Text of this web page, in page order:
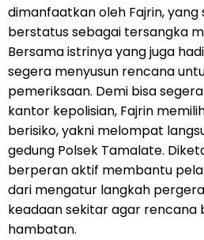
dimanfaatkan oleh Fajrin,
berstatus sebagai tersangka
Bersama istrinya yang juga
segera menyusun rencana
pemeriksaan. Demi bisa
kantor kepolisian, Fajrin
berisiko, yakni melompat
gedung Polsek Tamalate.
berperan aktif membantu
dari mengatur langkah
keadaan sekitar agar
hambatan.